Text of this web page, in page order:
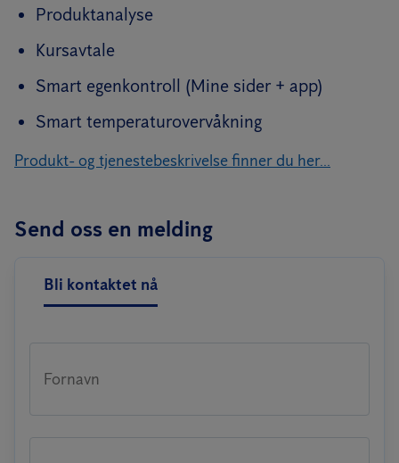
Produktanalyse
Kursavtale
Smart egenkontroll (Mine sider + app)
Smart temperaturovervåkning
Produkt- og tjenestebeskrivelse finner du her...
Send oss en melding
Bli kontaktet nå
Fornavn